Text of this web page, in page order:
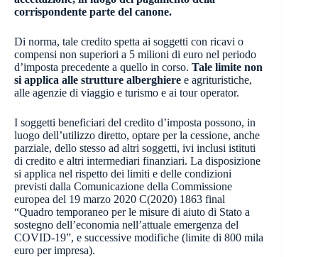
corrispondente parte del canone.
Di norma, tale credito spetta ai soggetti con ricavi o
compensi non superiori a 5 milioni di euro nel periodo
d’imposta precedente a quello in corso. Tale limite non
si applica alle strutture alberghiere e agrituristiche,
alle agenzie di viaggio e turismo e ai tour operator.
I soggetti beneficiari del credito d’imposta possono, in
luogo dell’utilizzo diretto, optare per la cessione, anche
parziale, dello stesso ad altri soggetti, ivi inclusi istituti
di credito e altri intermediari finanziari. La disposizione
si applica nel rispetto dei limiti e delle condizioni
previsti dalla Comunicazione della Commissione
europea del 19 marzo 2020 C(2020) 1863 final
“Quadro temporaneo per le misure di aiuto di Stato a
sostegno dell’economia nell’attuale emergenza del
COVID-19”, e successive modifiche (limite di 800 mila
euro per impresa).